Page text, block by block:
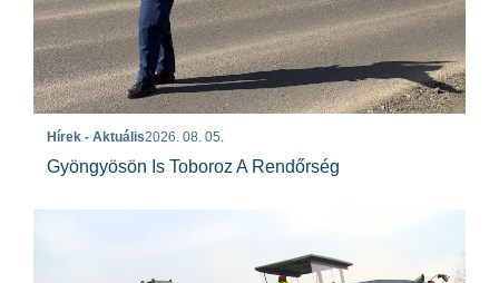
Hírek - Aktuális2026. 08. 05.
Gyöngyösön Is Toboroz A Rendőrség